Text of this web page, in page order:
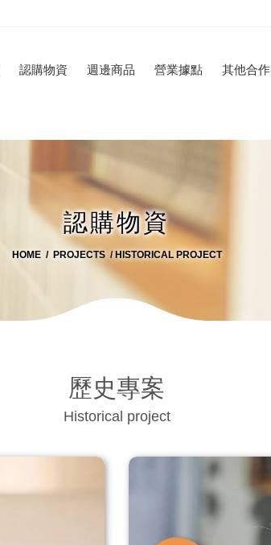
認購物資 週邊商品 營業據點 其他合作
認購物資
HOME PROJECTS HISTORICAL PROJECT
歷史專案
Historical project